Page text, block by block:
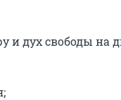
дух свободы на